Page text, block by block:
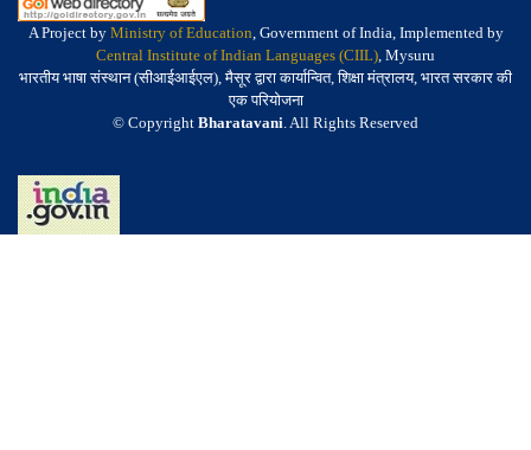
A Project by Ministry of Education, Government of India, Implemented by
Central Institute of Indian Languages (CIIL), Mysuru
भारतीय भाषा संस्थान (सीआईआईएल), मैसूर द्वारा कार्यान्वित, शिक्षा मंत्रालय, भारत सरकार की
एक परियोजना
© Copyright Bharatavani. All Rights Reserved